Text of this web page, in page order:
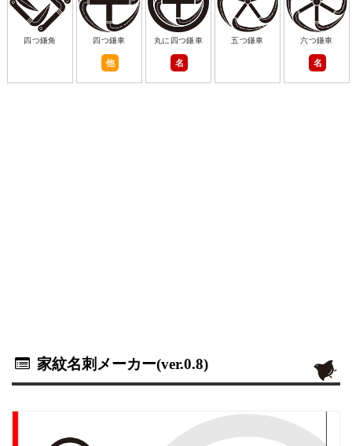
四つ鎌角 四つ鎌車
他
丸に四つ鎌車
名
五つ鎌車 六つ鎌車
名
家紋名刺メーカー(ver.0.8)